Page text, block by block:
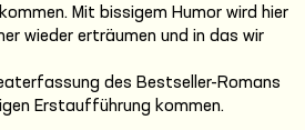
Mit bissigem Humor wird hier
wieder erträumen und in das wir
des Bestseller-Romans
Erstaufführung kommen.